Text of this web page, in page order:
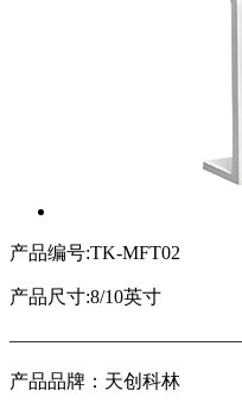
产品编号:TK-MFT02
产品尺寸:8/10英寸
产品品牌：天创科林